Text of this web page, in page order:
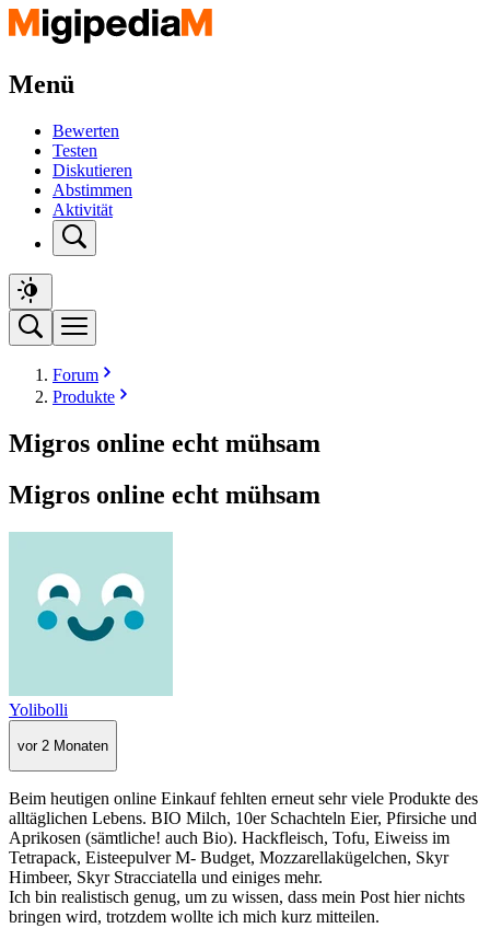
Menü
Bewerten
Testen
Diskutieren
Abstimmen
Aktivität
Forum
Produkte
Migros online echt mühsam
Migros online echt mühsam
Yolibolli
vor 2 Monaten
Beim heutigen online Einkauf fehlten erneut sehr viele Produkte des
alltäglichen Lebens. BIO Milch, 10er Schachteln Eier, Pfirsiche und
Aprikosen (sämtliche! auch Bio). Hackfleisch, Tofu, Eiweiss im
Tetrapack, Eisteepulver M- Budget, Mozzarellakügelchen, Skyr
Himbeer, Skyr Stracciatella und einiges mehr.
Ich bin realistisch genug, um zu wissen, dass mein Post hier nichts
bringen wird, trotzdem wollte ich mich kurz mitteilen.